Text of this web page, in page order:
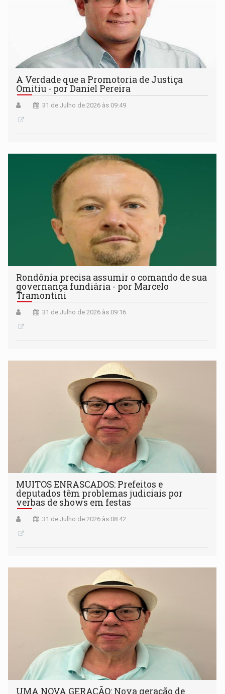
A Verdade que a Promotoria de Justiça
Omitiu - por Daniel Pereira
31 de Julho de 2026 às 09:49
Rondônia precisa assumir o comando de sua
governança fundiária - por Marcelo
Tramontini
31 de Julho de 2026 às 09:16
MUITOS ENRASCADOS: Prefeitos e
deputados têm problemas judiciais por
verbas de shows em festas
31 de Julho de 2026 às 08:42
UMA NOVA GERAÇÃO: Nova geração de